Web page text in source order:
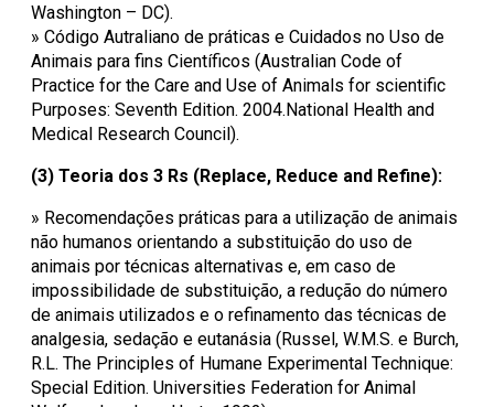
Washington – DC).
» Código Autraliano de práticas e Cuidados no Uso de
Animais para fins Científicos (Australian Code of
Practice for the Care and Use of Animals for scientific
Purposes: Seventh Edition. 2004.National Health and
Medical Research Council).
(3) Teoria dos 3 Rs (Replace, Reduce and Refine):
» Recomendações práticas para a utilização de animais
não humanos orientando a substituição do uso de
animais por técnicas alternativas e, em caso de
impossibilidade de substituição, a redução do número
de animais utilizados e o refinamento das técnicas de
analgesia, sedação e eutanásia (Russel, W.M.S. e Burch,
R.L. The Principles of Humane Experimental Technique:
Special Edition. Universities Federation for Animal